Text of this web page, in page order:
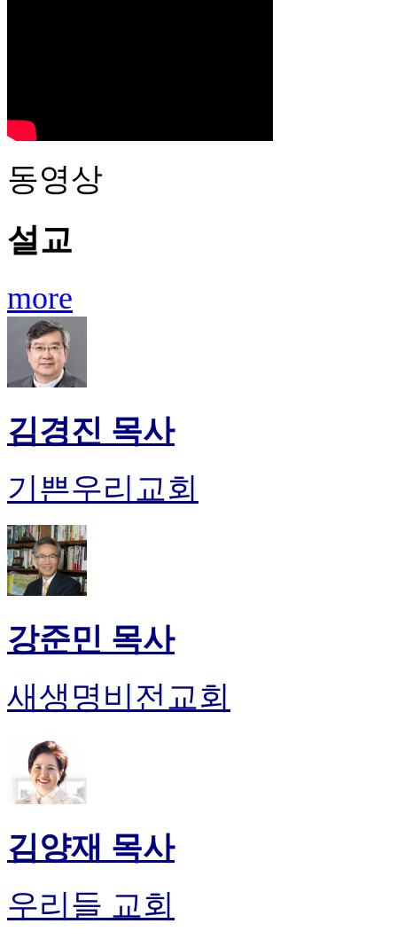
동영상
설교
more
김경진 목사
기쁜우리교회
강준민 목사
새생명비전교회
김양재 목사
우리들 교회